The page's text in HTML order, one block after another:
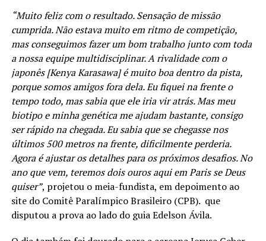
“Muito feliz com o resultado. Sensação de missão
cumprida. Não estava muito em ritmo de competição,
mas conseguimos fazer um bom trabalho junto com toda
a nossa equipe multidisciplinar. A rivalidade com o
japonês [Kenya Karasawa] é muito boa dentro da pista,
porque somos amigos fora dela. Eu fiquei na frente o
tempo todo, mas sabia que ele iria vir atrás. Mas meu
biotipo e minha genética me ajudam bastante, consigo
ser rápido na chegada. Eu sabia que se chegasse nos
últimos 500 metros na frente, dificilmente perderia.
Agora é ajustar os detalhes para os próximos desafios. No
ano que vem, teremos dois ouros aqui em Paris se Deus
quiser”, projetou o meia-fundista, em depoimento ao
site do Comitê Paralímpico Brasileiro (CPB). que
disputou a prova ao lado do guia Edelson Ávila.